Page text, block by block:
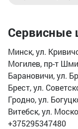
Сервисные
Минск, ул.
Могилев, пр-т
Барановичи, ул.
Брест, ул.
Гродно, ул.
Витебск, ул.
+375295347480